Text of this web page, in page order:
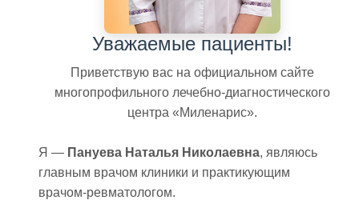
Уважаемые пациенты!
Приветствую вас на официальном сайте
многопрофильного лечебно‑диагностического
центра «Миленарис».
Я — Пануева Наталья Николаевна, являюсь
главным врачом клиники и практикующим
врачом‑ревматологом.